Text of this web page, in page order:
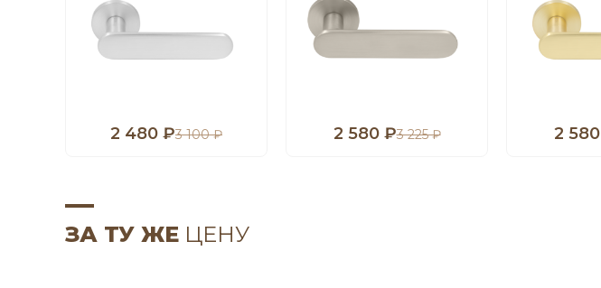
2 480 ₽3 100 ₽ 2 580 ₽3 225 ₽ 2
ЗА ТУ ЖЕ ЦЕНУ